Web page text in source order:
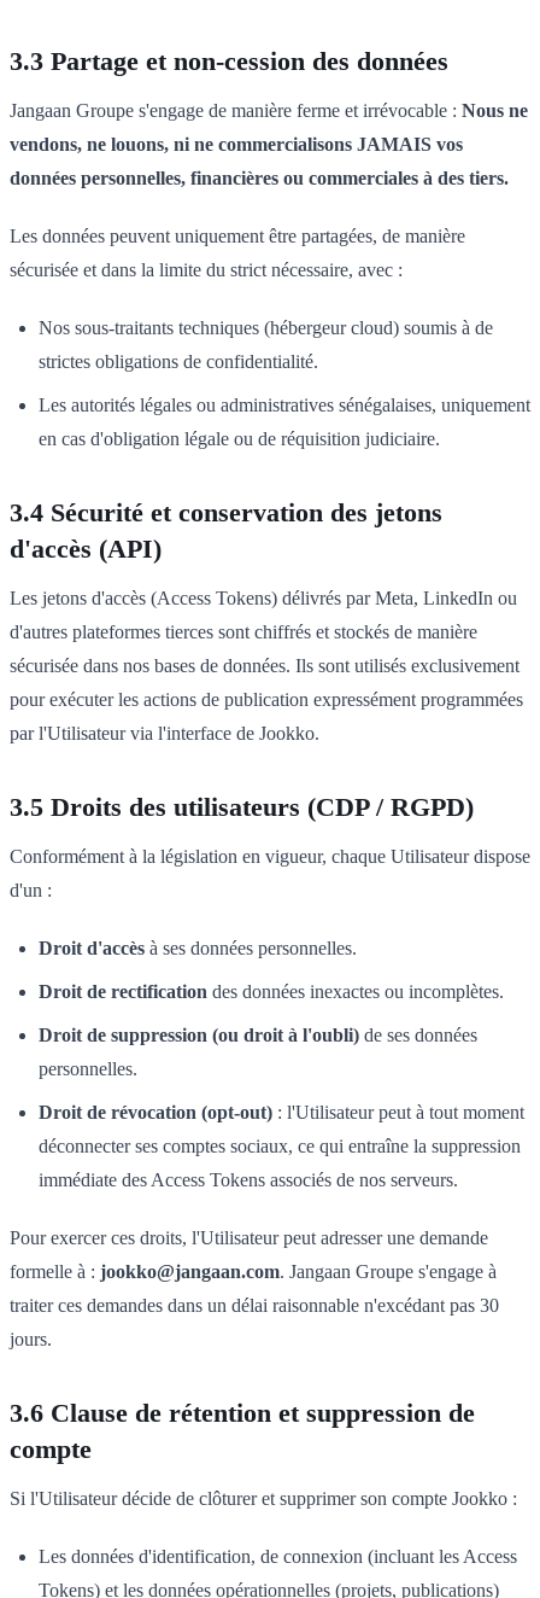
3.3 Partage et non-cession des données
Jangaan Groupe s'engage de manière ferme et irrévocable : Nous ne
vendons, ne louons, ni ne commercialisons JAMAIS vos
données personnelles, financières ou commerciales à des tiers.
Les données peuvent uniquement être partagées, de manière
sécurisée et dans la limite du strict nécessaire, avec :
Nos sous-traitants techniques (hébergeur cloud) soumis à de
strictes obligations de confidentialité.
Les autorités légales ou administratives sénégalaises, uniquement
en cas d'obligation légale ou de réquisition judiciaire.
3.4 Sécurité et conservation des jetons
d'accès (API)
Les jetons d'accès (Access Tokens) délivrés par Meta, LinkedIn ou
d'autres plateformes tierces sont chiffrés et stockés de manière
sécurisée dans nos bases de données. Ils sont utilisés exclusivement
pour exécuter les actions de publication expressément programmées
par l'Utilisateur via l'interface de Jookko.
3.5 Droits des utilisateurs (CDP / RGPD)
Conformément à la législation en vigueur, chaque Utilisateur dispose
d'un :
Droit d'accès à ses données personnelles.
Droit de rectification des données inexactes ou incomplètes.
Droit de suppression (ou droit à l'oubli) de ses données
personnelles.
Droit de révocation (opt-out) : l'Utilisateur peut à tout moment
déconnecter ses comptes sociaux, ce qui entraîne la suppression
immédiate des Access Tokens associés de nos serveurs.
Pour exercer ces droits, l'Utilisateur peut adresser une demande
formelle à : jookko@jangaan.com. Jangaan Groupe s'engage à
traiter ces demandes dans un délai raisonnable n'excédant pas 30
jours.
3.6 Clause de rétention et suppression de
compte
Si l'Utilisateur décide de clôturer et supprimer son compte Jookko :
Les données d'identification, de connexion (incluant les Access
Tokens) et les données opérationnelles (projets, publications)